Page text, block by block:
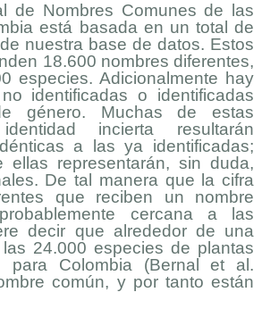
de Nombres Comunes de las
está basada en un total de
nuestra base de datos. Estos
18.600 nombres diferentes,
especies. Adicionalmente hay
identificadas o identificadas
género. Muchas de estas
incierta resultarán
a las ya identificadas;
ellas representarán, sin duda,
De tal manera que la cifra
que reciben un nombre
cercana a las
decir que alrededor de una
24.000 especies de plantas
para Colombia (Bernal et al.
común, y por tanto están